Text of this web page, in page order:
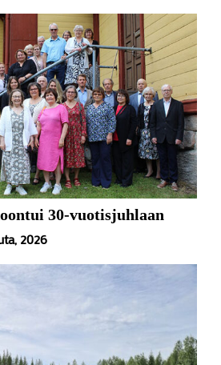
30-vuotisjuhlaan
2026